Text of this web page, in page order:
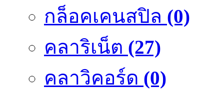
กล็อคเคนสปิล (0)
คลาริเน็ต (27)
คลาวิคอร์ด (0)